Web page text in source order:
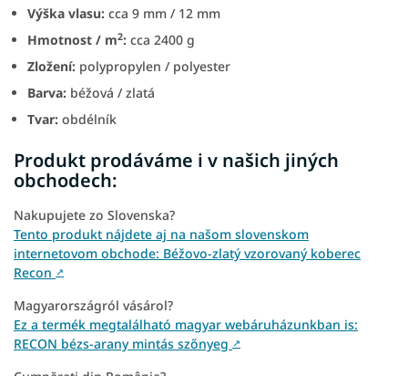
Výška vlasu: cca 9 mm / 12 mm
Hmotnost / m2: cca 2400 g
Zložení: polypropylen / polyester
Barva: béžová / zlatá
Tvar: obdélník
Produkt prodáváme i v našich jiných
obchodech:
Nakupujete zo Slovenska?
Tento produkt nájdete aj na našom slovenskom
internetovom obchode: Béžovo-zlatý vzorovaný koberec
Recon ↗
Magyarországról vásárol?
Ez a termék megtalálható magyar webáruházunkban is:
RECON bézs-arany mintás szőnyeg ↗